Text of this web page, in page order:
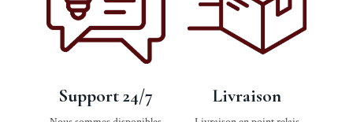
Support 24/7 Livraison